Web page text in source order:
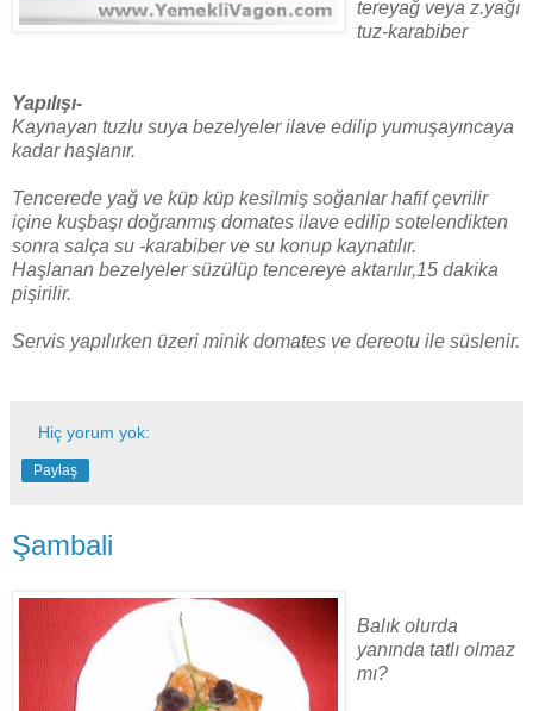
tereyağ veya z.yağı
tuz-karabiber
Yapılışı-
Kaynayan tuzlu suya bezelyeler ilave edilip yumuşayıncaya
kadar haşlanır.
Tencerede yağ ve küp küp kesilmiş soğanlar hafif çevrilir
içine kuşbaşı doğranmış domates ilave edilip sotelendikten
sonra salça su -karabiber ve su konup kaynatılır.
Haşlanan bezelyeler süzülüp tencereye aktarılır,15 dakika
pişirilir.
Servis yapılırken üzeri minik domates ve dereotu ile süslenir.
Hiç yorum yok:
Paylaş
Şambali
Balık olurda
yanında tatlı olmaz
mı?